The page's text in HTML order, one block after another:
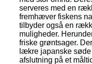
serveres med en
fremhæver fiskens
tilbyder også en
muligheder.
friske grøntsager.
lækre japanske
afslutning på et